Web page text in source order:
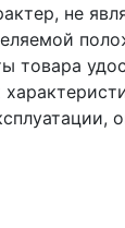
не
товара